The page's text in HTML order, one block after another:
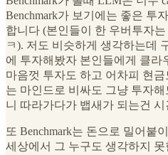
Benchmark가 보기에는 좋은 투
합니다 (본인들이 한 우버투자
ㅋ). 저도 비슷하게 생각하는데
에 투자해봤자 본인들에게 클라
마음껏 투자도 하고 어차피 현
는 마인드로 비싸도 그냥 투자
니 따라가다가 뱁새가 되는건
또 Benchmark는 돈으로 밀어붙
세상에서 그 누구도 생각하지